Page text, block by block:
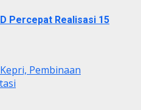
Percepat Realisasi 15
Pembinaan